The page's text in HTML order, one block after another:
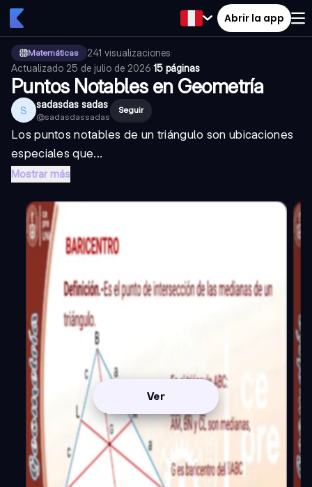
Abrir la app
Matemáticas 241 visualizaciones·
Actualizado 25 de julio de 2026·15 páginas
Puntos Notables en Geometría
S sadasdas sadas
@sadasdassadas
Seguir
Los puntos notables de un triángulo son ubicaciones
especiales que...
Mostrar más
Ver